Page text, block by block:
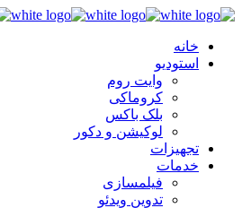
خانه
استودیو
وایت روم
کروماکی
بلک باکس
لوکیشن و دکور
تجهیزات
خدمات
فیلمسازی
تدوین ویدئو